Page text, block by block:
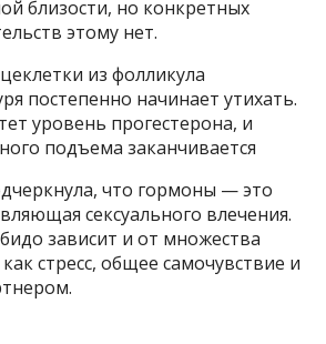
близости, но конкретных
этому нет.
из фолликула
постепенно начинает утихать.
уровень прогестерона, и
подъема заканчивается
что гормоны — это
сексуального влечения.
зависит и от множества
стресс, общее самочувствие и